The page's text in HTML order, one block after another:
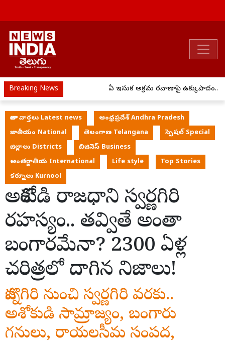
Breaking News ఏపీ ఇసుక అక్రమ రవాణాపై ఉక్కుపాదం..
తాజా వార్తలు Latest news
ఆంధ్రప్రదేశ్ Andhra Pradesh
జాతీయం National
తెలంగాణ Telangana
స్పెషల్ Special
జిల్లాలు Districts
బిజినెస్ Business
అంతర్జాతీయ International
Life style
Top Stories
కర్నూలు Kurnool
అశోకుడి రాజధాని స్వర్ణగిరి
రహస్యం.. తవ్వితే అంతా
బంగారమేనా? 2300 ఏళ్ల
చరిత్రలో దాగిన నిజాలు!
జొన్నగిరి నుంచి స్వర్ణగిరి వరకు..
అశోకుడి సామ్రాజ్యం, బంగారు
గనులు, రాయలసీమ సంపద,